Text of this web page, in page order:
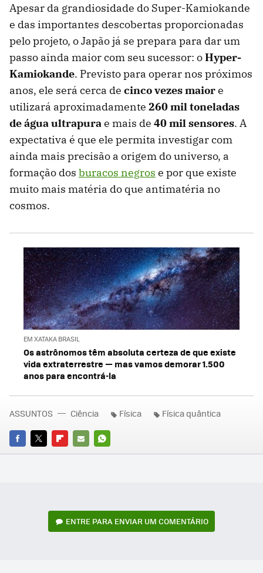
Apesar da grandiosidade do Super-Kamiokande
e das importantes descobertas proporcionadas
pelo projeto, o Japão já se prepara para dar um
passo ainda maior com seu sucessor: oHyper-
Kamiokande. Previsto para operar nos próximos
anos, ele será cerca de cinco vezes maiore
utilizará aproximadamente 260 mil toneladas
de água ultrapurae mais de 40 mil sensores. A
expectativa é que ele permita investigar com
ainda mais precisão a origem do universo, a
formação dos buracos negros e por que existe
muito mais matéria do que antimatéria no
cosmos.
EM XATAKA BRASIL
Os astrônomos têm absoluta certeza de que existe
vida extraterrestre — mas vamos demorar 1.500
anos para encontrá-la
FACEBOOK
TWITTERFLIPBOARD
E-
WHATSAPP
ASSUNTOS Ciência Física Física quântica
ENTRE PARA ENVIAR UM COMENTÁRIO